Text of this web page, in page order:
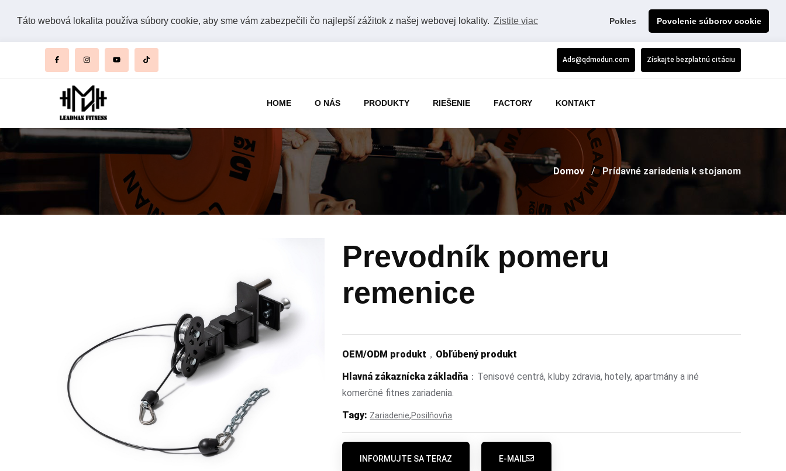
Táto webová lokalita používa súbory cookie, aby sme vám zabezpečili čo najlepší zážitok z našej webovej lokality. Zistite viac Pokles Povolenie súborov cookie
Ads@qdmodun.com Získajte bezplatnú citáciu
HOME O NÁS PRODUKTY RIEŠENIE FACTORY KONTAKT
Domov Prídavné zariadenia k stojanom
Prevodník pomeru
remenice
OEM/ODM produkt ， Obľúbený produkt
Hlavná zákaznícka základňa ：Tenisové centrá, kluby zdravia, hotely, apartmány a iné
komerčné fitnes zariadenia.
Tagy: Zariadenie,Posilňovňa
INFORMUJTE SA TERAZ E-MAIL